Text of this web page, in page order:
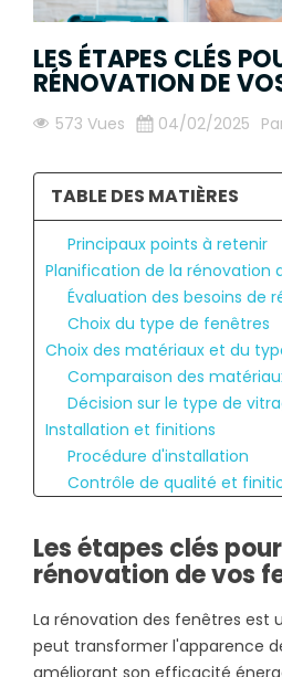
LES ÉTAPES CLÉS
RÉNOVATION DE
573 Vues 04/02/2025
TABLE DES MATIÈRES
Principaux points à retenir
Planification de la rénovation
Évaluation des besoins de
Choix du type de fenêtres
Choix des matériaux et du
Comparaison des
Décision sur le type de
Installation et finitions
Procédure d'installation
Contrôle de qualité et
Entretien régulier des
Conseils pour prolonger la
Foire Aux Questions
Quelles sont les
une rénovation de
Quelles démarches
Les étapes clés
rénovation de vos
La rénovation des fenêtres est
peut transformer l'apparence
améliorant son efficacité